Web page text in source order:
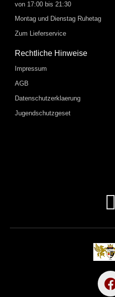
von 17:00 bis 21:30
Montag und Dienstag Ruhetag
Zum Lieferservice
Rechtliche Hinweise
Impressum
AGB
Datenschutzerklaerung
Jugendschutzgeset